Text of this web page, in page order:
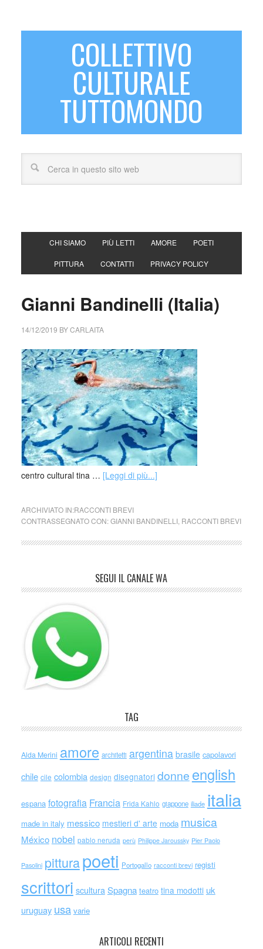
COLLETTIVO
CULTURALE
TUTTOMONDO
CHI SIAMO PIÙ LETTI AMORE POETI
PITTURA CONTATTI PRIVACY POLICY
Gianni Bandinelli (Italia)
14/12/2019 BYCARLAITA
centro cultural tina … [Leggi di più...]
ARCHIVIATO IN:RACCONTI BREVI
CONTRASSEGNATO CON:GIANNI BANDINELLI, RACCONTI BREVI
SEGUI IL CANALE WA
TAG
Alda Merini amore architetti argentina brasile capolavori
chile cile colombia design disegnatori donne english
espana fotografia Francia Frida Kahlo giappone iliade italia
made in italy messico mestieri d' arte moda musica
México nobel pablo neruda perù Philippe Jaroussky Pier Paolo
Pasolini pitturapoeti Portogallo racconti brevi registi
scrittori scultura Spagna teatro tina modotti uk
uruguay usa varie
ARTICOLI RECENTI